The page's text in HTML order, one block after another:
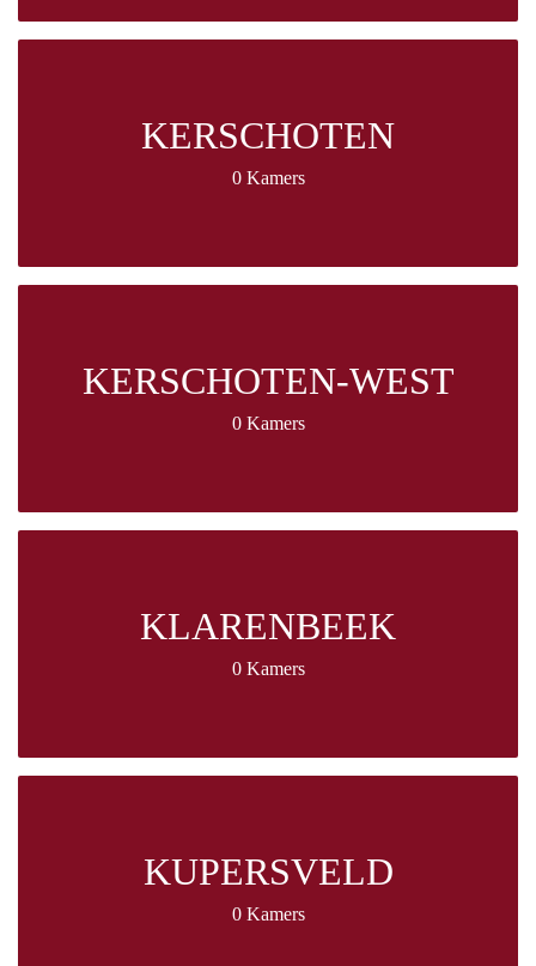
KERSCHOTEN
0 Kamers
KERSCHOTEN-WEST
0 Kamers
KLARENBEEK
0 Kamers
KUPERSVELD
0 Kamers